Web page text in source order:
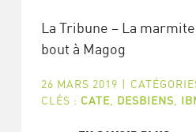
La Tribune – La
bout à Magog
26 MARS 2019 |
CLÉS : CATE, DESBIENS